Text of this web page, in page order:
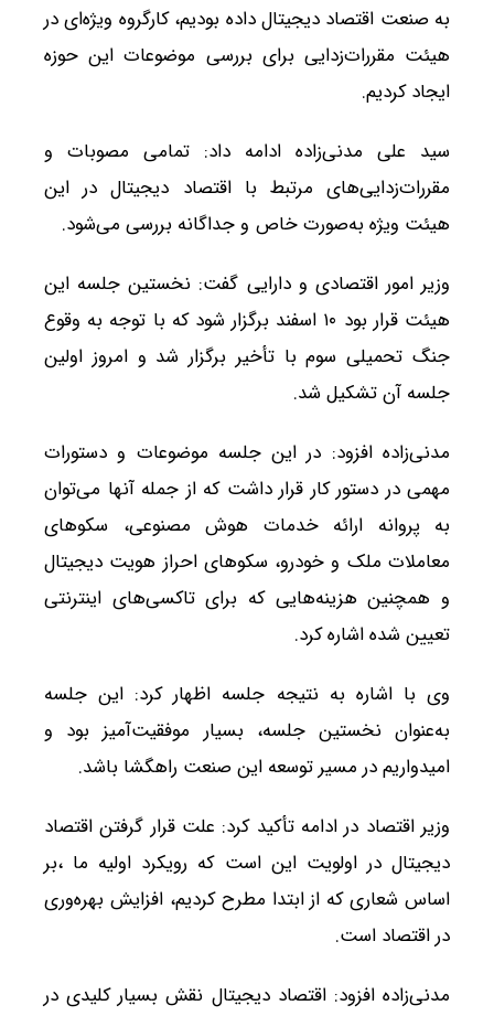
به صنعت اقتصاد دیجیتال داده بودیم، کارگروه ویژه‌ای در
هیئت مقررات‌زدایی برای بررسی موضوعات این حوزه
ایجاد کردیم.
سید علی مدنی‌زاده ادامه داد: تمامی مصوبات و
مقررات‌زدایی‌های مرتبط با اقتصاد دیجیتال در این
هیئت ویژه به‌صورت خاص و جداگانه بررسی می‌شود.
وزیر امور اقتصادی و دارایی گفت: نخستین جلسه این
هیئت قرار بود ۱۰ اسفند برگزار شود که با توجه به وقوع
جنگ تحمیلی سوم با تأخیر برگزار شد و امروز اولین
جلسه آن تشکیل شد.
مدنی‌زاده افزود: در این جلسه موضوعات و دستورات
مهمی در دستور کار قرار داشت که از جمله آنها می‌توان
به پروانه ارائه خدمات هوش مصنوعی، سکو‌های
معاملات ملک و خودرو، سکو‌های احراز هویت دیجیتال
و همچنین هزینه‌هایی که برای تاکسی‌های اینترنتی
تعیین شده اشاره کرد.
وی با اشاره به نتیجه جلسه اظهار کرد: این جلسه
به‌عنوان نخستین جلسه، بسیار موفقیت‌آمیز بود و
امیدواریم در مسیر توسعه این صنعت راهگشا باشد.
وزیر اقتصاد در ادامه تأکید کرد: علت قرار گرفتن اقتصاد
دیجیتال در اولویت این است که رویکرد اولیه ما ،بر
اساس شعاری که از ابتدا مطرح کردیم، افزایش بهره‌وری
در اقتصاد است.
مدنی‌زاده افزود: اقتصاد دیجیتال نقش بسیار کلیدی در